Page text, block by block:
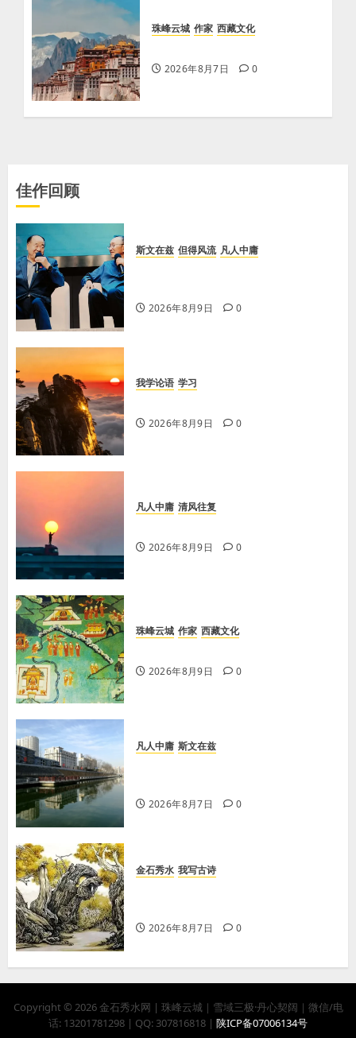
珠峰云城 作家 西藏文化
2026年8月7日 0
佳作回顾
斯文在兹 但得风流 凡人中庸
2026年8月9日 0
我学论语 学习
2026年8月9日 0
凡人中庸 清风往复
2026年8月9日 0
珠峰云城 作家 西藏文化
2026年8月9日 0
凡人中庸 斯文在兹
2026年8月7日 0
金石秀水 我写古诗
2026年8月7日 0
Copyright © 2026 金石秀水网 | 珠峰云城｜雪域三极·丹心契阔｜微信/电
话: 13201781298 | QQ: 307816818 | 陕ICP备07006134号